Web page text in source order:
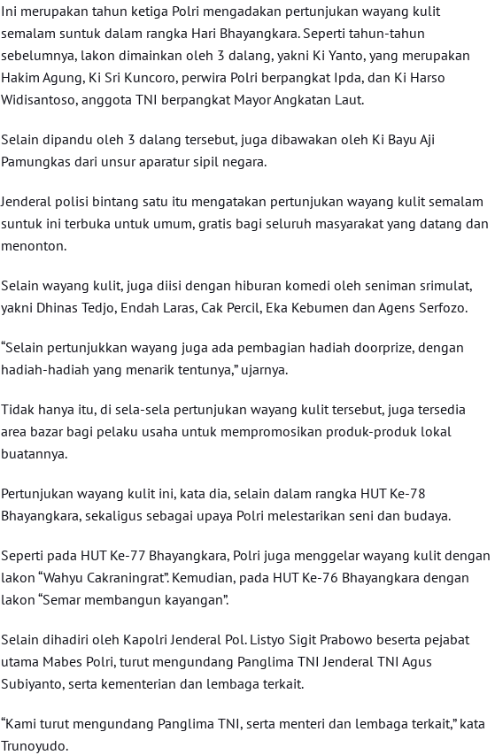
Ini merupakan tahun ketiga Polri mengadakan pertunjukan wayang kulit
semalam suntuk dalam rangka Hari Bhayangkara. Seperti tahun-tahun
sebelumnya, lakon dimainkan oleh 3 dalang, yakni Ki Yanto, yang merupakan
Hakim Agung, Ki Sri Kuncoro, perwira Polri berpangkat Ipda, dan Ki Harso
Widisantoso, anggota TNI berpangkat Mayor Angkatan Laut.
Selain dipandu oleh 3 dalang tersebut, juga dibawakan oleh Ki Bayu Aji
Pamungkas dari unsur aparatur sipil negara.
Jenderal polisi bintang satu itu mengatakan pertunjukan wayang kulit semalam
suntuk ini terbuka untuk umum, gratis bagi seluruh masyarakat yang datang dan
menonton.
Selain wayang kulit, juga diisi dengan hiburan komedi oleh seniman srimulat,
yakni Dhinas Tedjo, Endah Laras, Cak Percil, Eka Kebumen dan Agens Serfozo.
“Selain pertunjukkan wayang juga ada pembagian hadiah doorprize, dengan
hadiah-hadiah yang menarik tentunya,” ujarnya.
Tidak hanya itu, di sela-sela pertunjukan wayang kulit tersebut, juga tersedia
area bazar bagi pelaku usaha untuk mempromosikan produk-produk lokal
buatannya.
Pertunjukan wayang kulit ini, kata dia, selain dalam rangka HUT Ke-78
Bhayangkara, sekaligus sebagai upaya Polri melestarikan seni dan budaya.
Seperti pada HUT Ke-77 Bhayangkara, Polri juga menggelar wayang kulit dengan
lakon “Wahyu Cakraningrat”. Kemudian, pada HUT Ke-76 Bhayangkara dengan
lakon “Semar membangun kayangan”.
Selain dihadiri oleh Kapolri Jenderal Pol. Listyo Sigit Prabowo beserta pejabat
utama Mabes Polri, turut mengundang Panglima TNI Jenderal TNI Agus
Subiyanto, serta kementerian dan lembaga terkait.
“Kami turut mengundang Panglima TNI, serta menteri dan lembaga terkait,” kata
Trunoyudo.